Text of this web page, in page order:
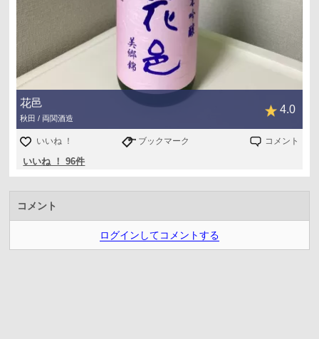
花邑
秋田 / 両関酒造
4.0
いいね ！ ブックマーク コメント
いいね ！ 96件
コメント
ログインしてコメントする